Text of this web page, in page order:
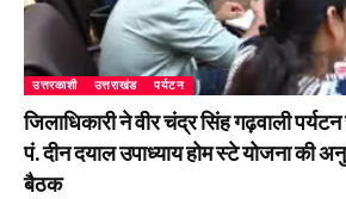
उत्तरकाशी उत्तराखंड पर्यटन
जिलाधिकारी ने वीर चंद्र सिंह गढ़वाली
पं. दीन दयाल उपाध्याय होम स्टे योजना की
बैठक